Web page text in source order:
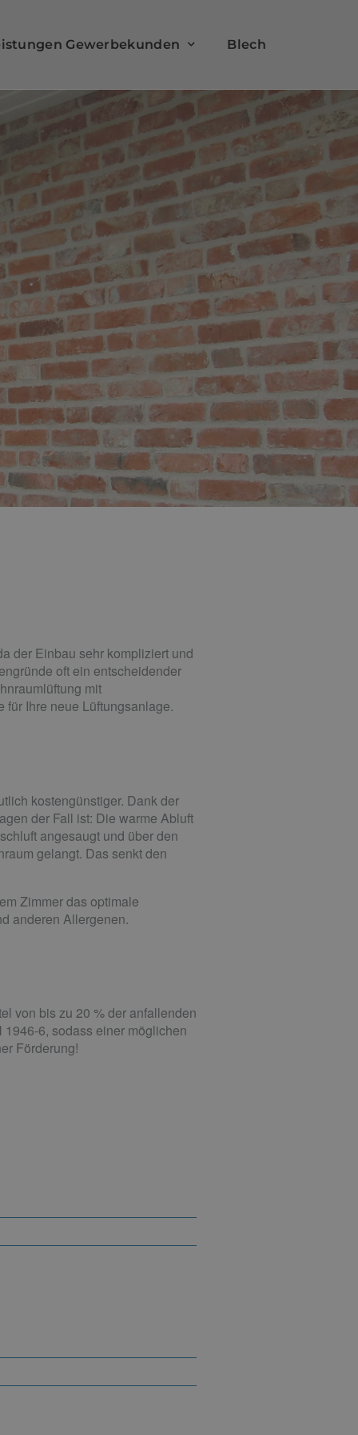
Gewerbekunden Blech
der Einbau sehr kompliziert und
oft ein entscheidender
mit
Ihre neue Lüftungsanlage.
kostengünstiger. Dank der
der Fall ist: Die warme Abluft
angesaugt und über den
gelangt. Das senkt den
Zimmer das optimale
anderen Allergenen.
von bis zu 20 % der anfallenden
6, sodass einer möglichen
Förderung!